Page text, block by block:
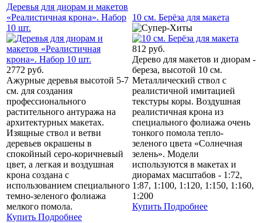
Деревья для диорам и макетов
«Реалистичная крона». Набор
10 шт.
2772 руб.
Ажурные деревья высотой 5-7
см. для создания
профессионального
растительного антуража на
архитектурных макетах.
Изящные ствол и ветви
деревьев окрашены в
спокойный серо-коричневый
цвет, а легкая и воздушная
крона создана с
использованием специального
темно-зеленого фолиажа
мелкого помола.
Купить Подробнее
10 см. Берёза для макета
812 руб.
Дерево для макетов и диорам -
береза, высотой 10 см.
Металлический ствол с
реалистичной имитацией
текстуры коры. Воздушная
реалистичная крона из
специального фолиажа очень
тонкого помола тепло-
зеленого цвета «Солнечная
зелень». Модели
используются в макетах и
диорамах масштабов - 1:72,
1:87, 1:100, 1:120, 1:150, 1:160,
1:200
Купить Подробнее